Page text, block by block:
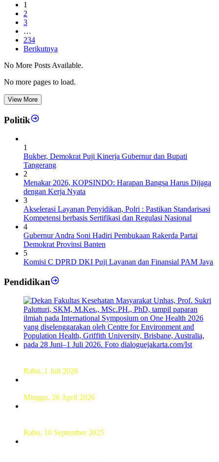
1
2
3
…
234
Berikutnya
No More Posts Available.
No more pages to load.
View More
Politik
1
Bukber, Demokrat Puji Kinerja Gubernur dan Bupati
Tangerang
2
Menakar 2026, KOPSINDO: Harapan Bangsa Harus Dijaga
dengan Kerja Nyata
3
Akselerasi Layanan Penyidikan, Polri : Pastikan Standarisasi
Kompetensi berbasis Sertifikasi dan Regulasi Nasional
4
Gubernur Andra Soni Hadiri Pembukaan Rakerda Partai
Demokrat Provinsi Banten
5
Komisi C DPRD DKI Puji Layanan dan Finansial PAM Jaya
Pendidikan
Rabu, 1 Juli 2026
Minggu, 26 April 2026
Rabu, 10 September 2025